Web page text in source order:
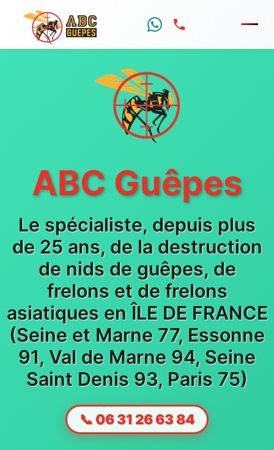
ABC Guêpes
Le spécialiste, depuis plus
de 25 ans, de la destruction
de nids de guêpes, de
frelons et de frelons
asiatiques en ÎLE DE FRANCE
(Seine et Marne 77, Essonne
91, Val de Marne 94, Seine
Saint Denis 93, Paris 75)
📞 06 31 26 63 84